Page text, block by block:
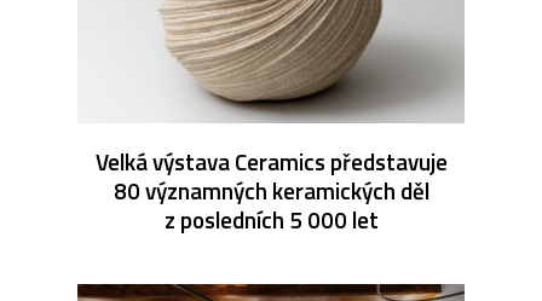
Velká výstava Ceramics představuje
80 významných keramických děl
z posledních 5 000 let